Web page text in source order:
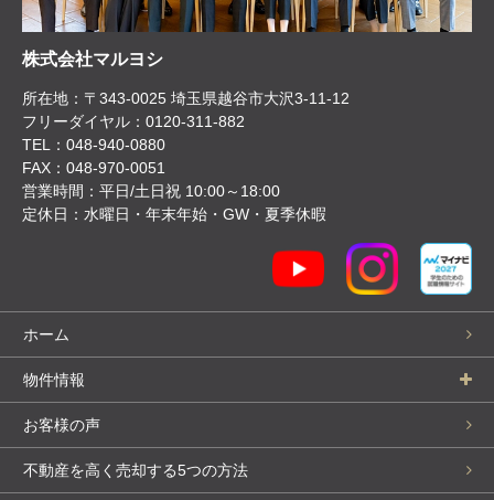
株式会社マルヨシ
所在地：〒343-0025 埼玉県越谷市大沢3-11-12
フリーダイヤル：0120-311-882
TEL：048-940-0880
FAX：048-970-0051
営業時間：平日/土日祝 10:00～18:00
定休日：水曜日・年末年始・GW・夏季休暇
ホーム
物件情報
お客様の声
不動産を高く売却する5つの方法